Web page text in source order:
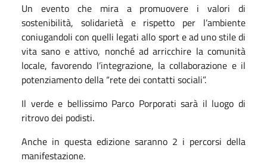
Un evento che mira a promuovere i valori di
sostenibilità, solidarietà e rispetto per l’ambiente
coniugandoli con quelli legati allo sport e ad uno stile di
vita sano e attivo, nonché ad arricchire la comunità
locale, favorendo l’integrazione, la collaborazione e il
potenziamento della “rete dei contatti sociali”.
Il verde e bellissimo Parco Porporati sarà il luogo di
ritrovo dei podisti.
Anche in questa edizione saranno 2 i percorsi della
manifestazione.